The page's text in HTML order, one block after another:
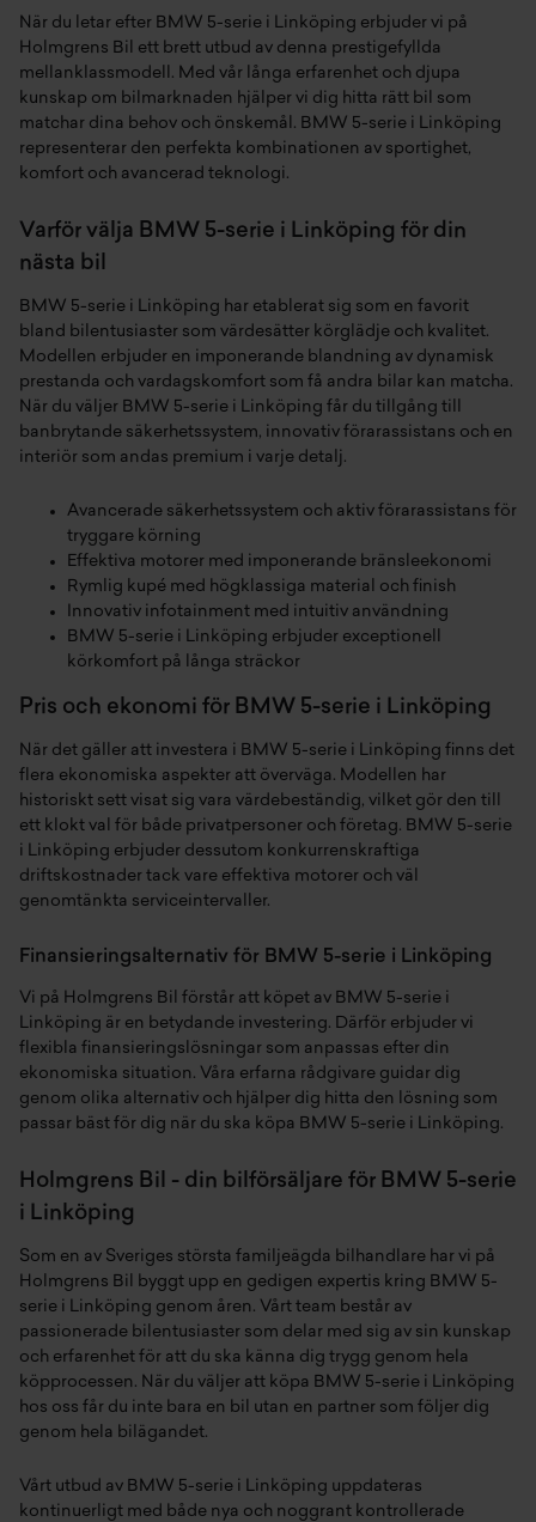
När du letar efter BMW 5-serie i Linköping erbjuder vi på
Holmgrens Bil ett brett utbud av denna prestigefyllda
mellanklassmodell. Med vår långa erfarenhet och djupa
kunskap om bilmarknaden hjälper vi dig hitta rätt bil som
matchar dina behov och önskemål. BMW 5-serie i Linköping
representerar den perfekta kombinationen av sportighet,
komfort och avancerad teknologi.
Varför välja BMW 5-serie i Linköping för din
nästa bil
BMW 5-serie i Linköping har etablerat sig som en favorit
bland bilentusiaster som värdesätter körglädje och kvalitet.
Modellen erbjuder en imponerande blandning av dynamisk
prestanda och vardagskomfort som få andra bilar kan matcha.
När du väljer BMW 5-serie i Linköping får du tillgång till
banbrytande säkerhetssystem, innovativ förarassistans och en
interiör som andas premium i varje detalj.
Avancerade säkerhetssystem och aktiv förarassistans för
tryggare körning
Effektiva motorer med imponerande bränsleekonomi
Rymlig kupé med högklassiga material och finish
Innovativ infotainment med intuitiv användning
BMW 5-serie i Linköping erbjuder exceptionell
körkomfort på långa sträckor
Pris och ekonomi för BMW 5-serie i Linköping
När det gäller att investera i BMW 5-serie i Linköping finns det
flera ekonomiska aspekter att överväga. Modellen har
historiskt sett visat sig vara värdebeständig, vilket gör den till
ett klokt val för både privatpersoner och företag. BMW 5-serie
i Linköping erbjuder dessutom konkurrenskraftiga
driftskostnader tack vare effektiva motorer och väl
genomtänkta serviceintervaller.
Finansieringsalternativ för BMW 5-serie i Linköping
Vi på Holmgrens Bil förstår att köpet av BMW 5-serie i
Linköping är en betydande investering. Därför erbjuder vi
flexibla finansieringslösningar som anpassas efter din
ekonomiska situation. Våra erfarna rådgivare guidar dig
genom olika alternativ och hjälper dig hitta den lösning som
passar bäst för dig när du ska köpa BMW 5-serie i Linköping.
Holmgrens Bil - din bilförsäljare för BMW 5-serie
i Linköping
Som en av Sveriges största familjeägda bilhandlare har vi på
Holmgrens Bil byggt upp en gedigen expertis kring BMW 5-
serie i Linköping genom åren. Vårt team består av
passionerade bilentusiaster som delar med sig av sin kunskap
och erfarenhet för att du ska känna dig trygg genom hela
köpprocessen. När du väljer att köpa BMW 5-serie i Linköping
hos oss får du inte bara en bil utan en partner som följer dig
genom hela bilägandet.
Vårt utbud av BMW 5-serie i Linköping uppdateras
kontinuerligt med både nya och noggrant kontrollerade